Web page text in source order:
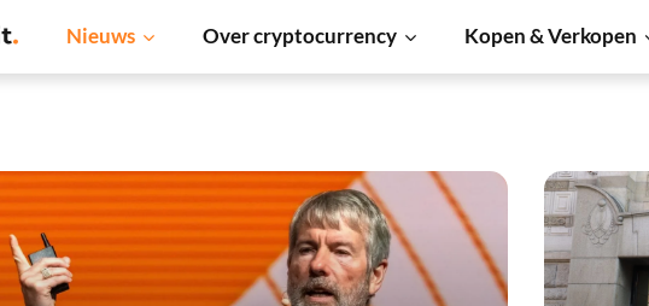
Nieuws Over cryptocurrency Kopen & Verkopen